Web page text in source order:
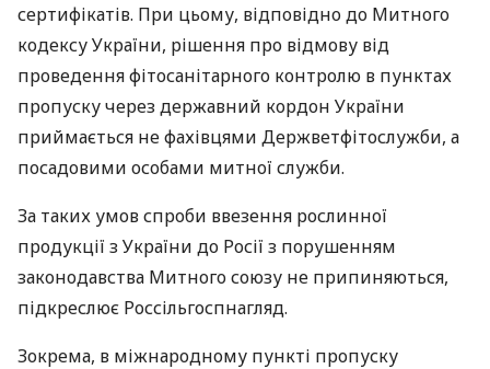
сертифікатів. При цьому, відповідно до Митного
кодексу України, рішення про відмову від
проведення фітосанітарного контролю в пунктах
пропуску через державний кордон України
приймається не фахівцями Держветфітослужби, а
посадовими особами митної служби.
За таких умов спроби ввезення рослинної
продукції з України до Росії з порушенням
законодавства Митного союзу не припиняються,
підкреслює Россільгоспнагляд.
Зокрема, в міжнародному пункті пропуску